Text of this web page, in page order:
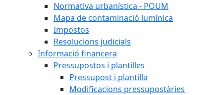
Normativa urbanística - POUM
Mapa de contaminació lumínica
Impostos
Resolucions judicials
Informació financera
Pressupostos i plantilles
Pressupost i plantilla
Modificacions pressupostàries